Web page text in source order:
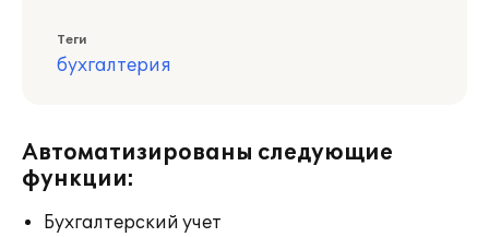
Теги
бухгалтерия
Автоматизированы следующие
функции:
Бухгалтерский учет